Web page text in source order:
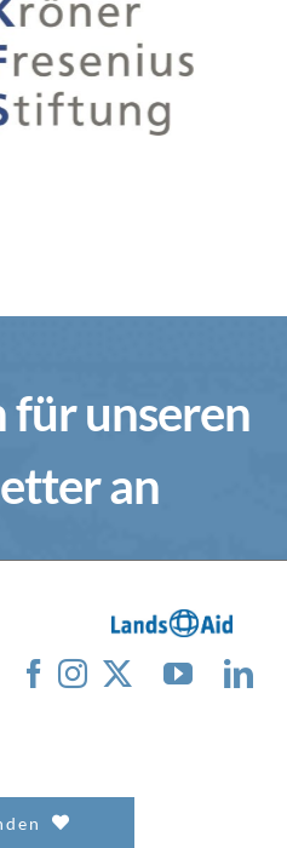
für unseren
an